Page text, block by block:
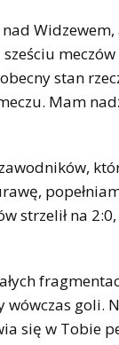
stan
Mam
strzelił na
goli.
się w Tobie